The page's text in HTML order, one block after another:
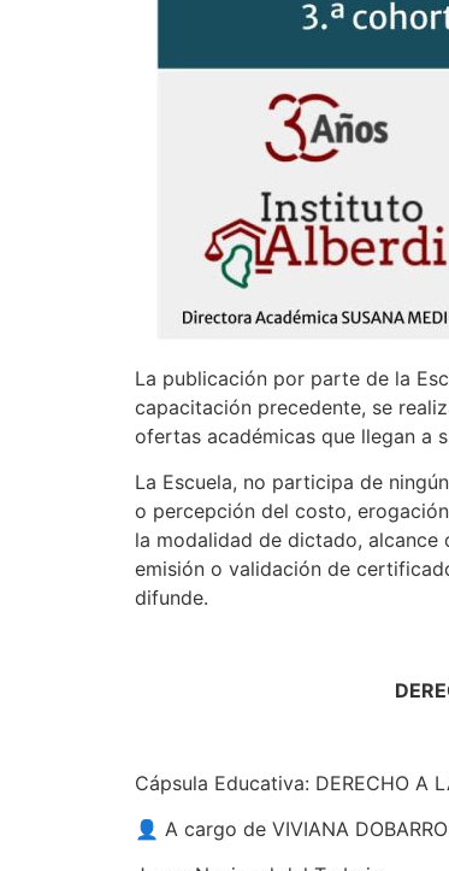
La publicación por parte de la
capacitación precedente, se
ofertas académicas que llegan a
La Escuela, no participa de
o percepción del costo,
la modalidad de dictado,
emisión o validación de
difunde.
Cápsula Educativa: DERECHO A
👤 A cargo de VIVIANA DOBARRO